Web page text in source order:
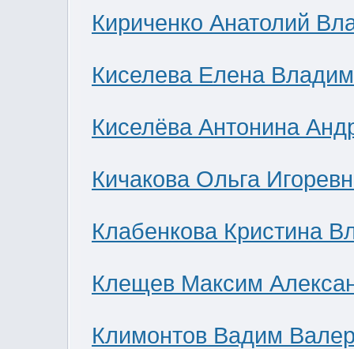
Кириченко Анатолий
Киселева Елена
Киселёва Антонина
Кичакова Ольга
Клабенкова Кристина
Клещев Максим
Климонтов Вадим